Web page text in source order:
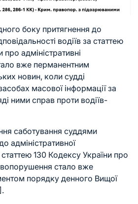
боку притягнення до
водіїв за статтею
адміністративні
вже перманентним
новин, коли судді
масової інформації за
ними справ проти водіїв-
саботування суддями
адміністративної
статтею 130 Кодексу України про
стало вже
порядку денного Вищої
.